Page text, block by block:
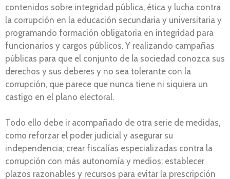
contenidos sobre integridad pública, ética y lucha contra
la corrupción en la educación secundaria y universitaria y
programando formación obligatoria en integridad para
funcionarios y cargos públicos. Y realizando campañas
públicas para que el conjunto de la sociedad conozca sus
derechos y sus deberes y no sea tolerante con la
corrupción, que parece que nunca tiene ni siquiera un
castigo en el plano electoral.
Todo ello debe ir acompañado de otra serie de medidas,
como reforzar el poder judicial y asegurar su
independencia; crear fiscalías especializadas contra la
corrupción con más autonomía y medios; establecer
plazos razonables y recursos para evitar la prescripción